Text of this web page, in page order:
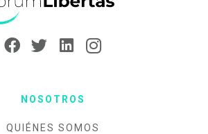
NOSOTROS
QUIÉNES SOMOS